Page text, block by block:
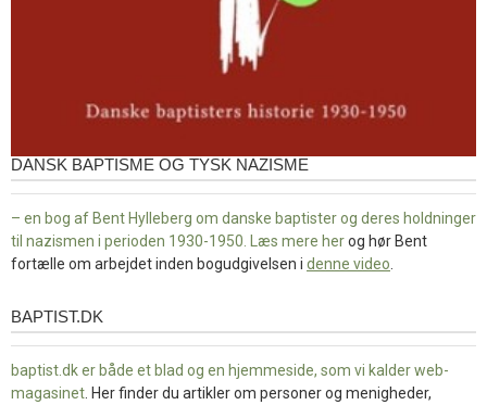
DANSK BAPTISME OG TYSK NAZISME
– en bog af Bent Hylleberg om danske baptister og deres holdninger
til nazismen i perioden 1930-1950. Læs mere herog hør Bent
fortælle om arbejdet inden bogudgivelsen i denne video
baptist.dk
BAPTIST.DK
baptist.dk er både et blad og en hjemmeside, som vi kalder web-
magasinet . Her finder du artikler om personer og menigheder,